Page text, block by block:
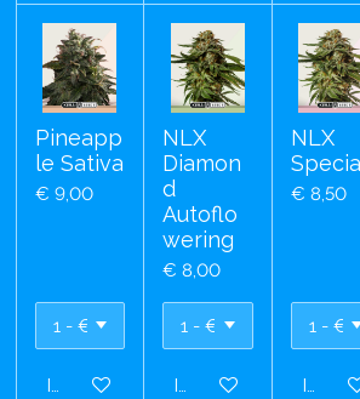
Pineapp
le Sativa
€ 9,00
In winkelwagen
NLX
Diamon
d
Autoflo
wering
€ 8,00
In winkelwagen
NLX
€ 8,50
In